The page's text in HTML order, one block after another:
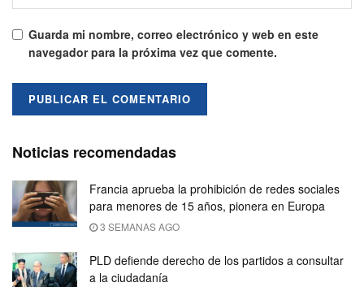
Guarda mi nombre, correo electrónico y web en este
navegador para la próxima vez que comente.
Noticias recomendadas
Francia aprueba la prohibición de redes sociales
para menores de 15 años, pionera en Europa
3 SEMANAS AGO
PLD defiende derecho de los partidos a consultar
a la ciudadanía